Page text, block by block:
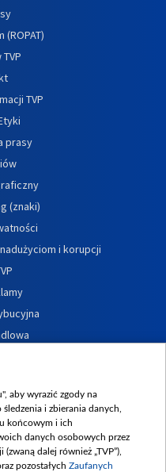
(ROPAT)
TVP
prasy
(znaki)
i korupcji
wewnętrznych
aby wyrazić zgody na
i zbierania danych,
końcowym i ich
danych osobowych przez
dalej również „TVP”),
pozostałych Zaufanych